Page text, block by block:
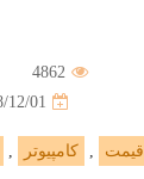
4862
12/01
قیمت , كامپیوتر ,